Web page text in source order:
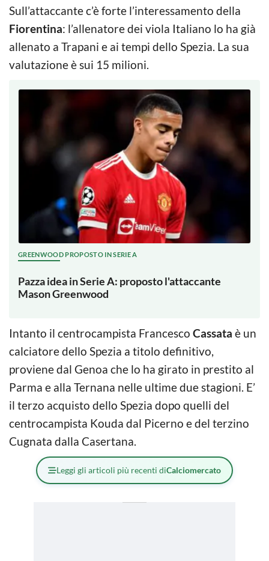
Sull’attaccante c’è forte l’interessamento della
Fiorentina: l’allenatore dei viola Italiano lo ha già
allenato a Trapani e ai tempi dello Spezia. La sua
valutazione è sui 15 milioni.
GREENWOOD PROPOSTO IN SERIE A
Pazza idea in Serie A: proposto l'attaccante
Mason Greenwood
Intanto il centrocampista Francesco Cassata è un
calciatore dello Spezia a titolo definitivo,
proviene dal Genoa che lo ha girato in prestito al
Parma e alla Ternana nelle ultime due stagioni. E’
il terzo acquisto dello Spezia dopo quelli del
centrocampista Kouda dal Picerno e del terzino
Cugnata dalla Casertana.
Leggi gli articoli più recenti diCalciomercato